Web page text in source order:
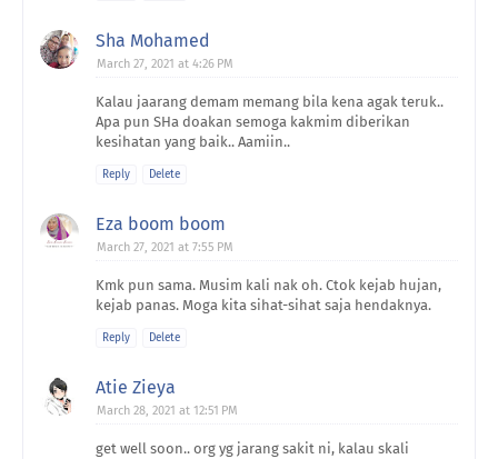
Sha Mohamed
March 27, 2021 at 4:26 PM
Kalau jaarang demam memang bila kena agak teruk..
Apa pun SHa doakan semoga kakmim diberikan
kesihatan yang baik.. Aamiin..
Reply Delete
Eza boom boom
March 27, 2021 at 7:55 PM
Kmk pun sama. Musim kali nak oh. Ctok kejab hujan,
kejab panas. Moga kita sihat-sihat saja hendaknya.
Reply Delete
Atie Zieya
March 28, 2021 at 12:51 PM
get well soon.. org yg jarang sakit ni, kalau skali